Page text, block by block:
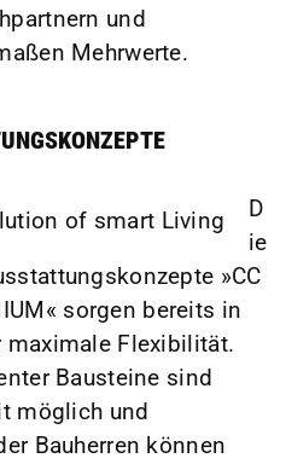
und
Mehrwerte.
D
ie
»CC
sorgen bereits in
maximale Flexibilität.
Bausteine sind
möglich und
Bauherren können